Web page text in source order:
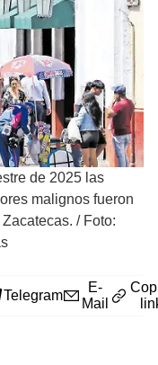
de 2025 las
malignos fueron
/ Foto:
Telegram
E-
Mail